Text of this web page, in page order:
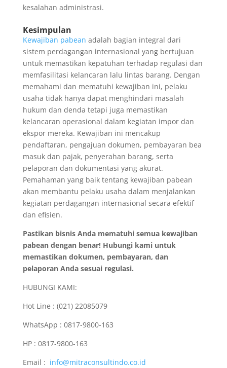
kesalahan administrasi.
Kesimpulan
Kewajiban pabean adalah bagian integral dari
sistem perdagangan internasional yang bertujuan
untuk memastikan kepatuhan terhadap regulasi dan
memfasilitasi kelancaran lalu lintas barang. Dengan
memahami dan mematuhi kewajiban ini, pelaku
usaha tidak hanya dapat menghindari masalah
hukum dan denda tetapi juga memastikan
kelancaran operasional dalam kegiatan impor dan
ekspor mereka. Kewajiban ini mencakup
pendaftaran, pengajuan dokumen, pembayaran bea
masuk dan pajak, penyerahan barang, serta
pelaporan dan dokumentasi yang akurat.
Pemahaman yang baik tentang kewajiban pabean
akan membantu pelaku usaha dalam menjalankan
kegiatan perdagangan internasional secara efektif
dan efisien.
Pastikan bisnis Anda mematuhi semua kewajiban
pabean dengan benar! Hubungi kami untuk
memastikan dokumen, pembayaran, dan
pelaporan Anda sesuai regulasi.
HUBUNGI KAMI:
Hot Line : (021) 22085079
WhatsApp : 0817-9800-163
HP : 0817-9800-163
Email : info@mitraconsultindo.co.id